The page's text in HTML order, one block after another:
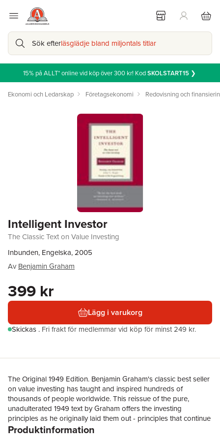
Sök efterläsglädje bland miljontals titlar
15% på ALLT* online vid köp över 300 kr! KodSKOLSTART15❯
Ekonomi och Ledarskap Företagsekonomi Redovisning och
Intelligent Investor
The Classic Text on Value Investing
Inbunden, Engelska, 2005
Av Benjamin Graham
399 kr
Lägg i varukorg
Skickas . Fri frakt för medlemmar vid köp för minst 249 kr.
The Original 1949 Edition. Benjamin Graham's classic best seller
on value investing has taught and inspired hundreds of
thousands of people worldwide. This reissue of the pure,
unadulterated 1949 text by Graham offers the investing
principles as he originally laid them out - principles that continue
to stand more than half a century since the book was first
Produktinformation